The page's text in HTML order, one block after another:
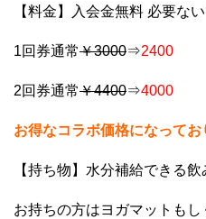
【料金】入会金無料 必要な
1回券通常￥3000⇒2400
2回券通常￥4400⇒4000
お得なコラボ価格になって
【持ち物】水分補給できる
お持ちの方はヨガマットも